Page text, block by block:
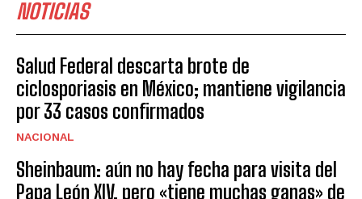
NOTICIAS
Salud Federal descarta brote de
ciclosporiasis en México; mantiene vigilancia
por 33 casos confirmados
NACIONAL
Sheinbaum: aún no hay fecha para visita del
Papa León XIV, pero «tiene muchas ganas» de